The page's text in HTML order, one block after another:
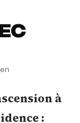
à
: